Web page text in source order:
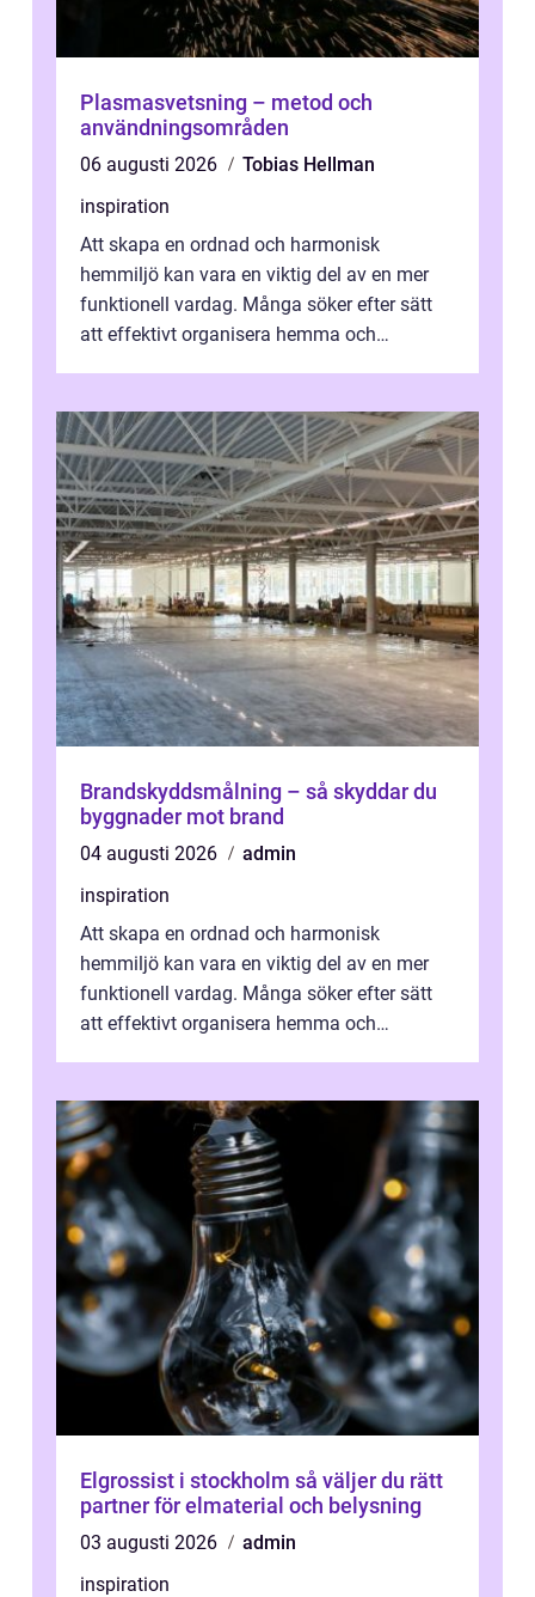
Plasmasvetsning – metod och
användningsområden
06 augusti 2026
Tobias Hellman
inspiration
Att skapa en ordnad och harmonisk
hemmiljö kan vara en viktig del av en mer
funktionell vardag. Många söker efter sätt
att effektivt organisera hemma och
Brandskyddsmålning – så skyddar du
byggnader mot brand
04 augusti 2026
admin
inspiration
Att skapa en ordnad och harmonisk
hemmiljö kan vara en viktig del av en mer
funktionell vardag. Många söker efter sätt
att effektivt organisera hemma och
Elgrossist i stockholm så väljer du rätt
partner för elmaterial och belysning
03 augusti 2026
admin
inspiration